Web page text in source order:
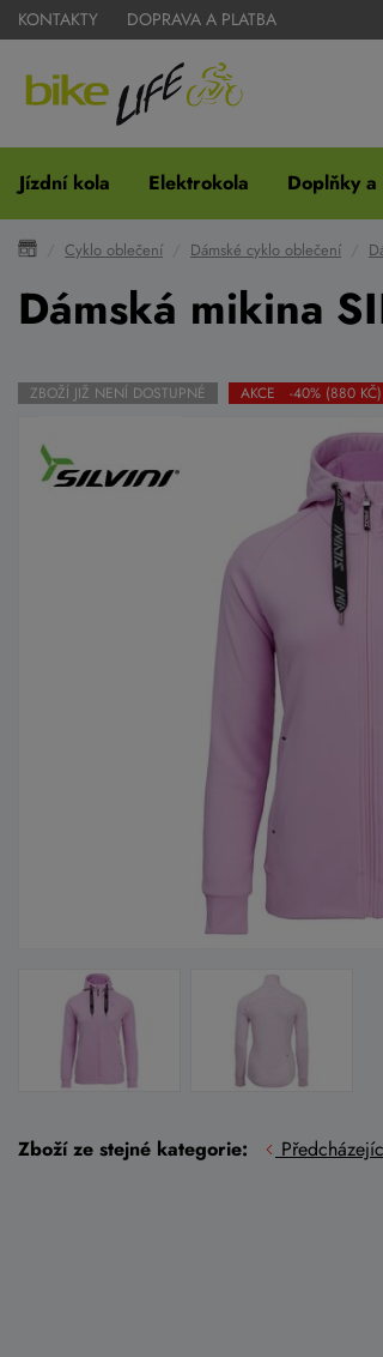
KONTAKTY DOPRAVA A PLATBA
Jízdní kola Elektrokola Doplňky
Cyklo oblečení Dámské cyklo oblečení
Dámská mikina
ZBOŽÍ JIŽ NENÍ DOSTUPNÉ AKCE -40% (880 KČ)
Zboží ze stejné kategorie: